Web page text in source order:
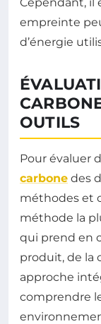
empreinte
d’énergie
OUTILS
Pour évaluer
carbone des
méthodes et
méthode la
qui prend en
produit, de la
approche
comprendre